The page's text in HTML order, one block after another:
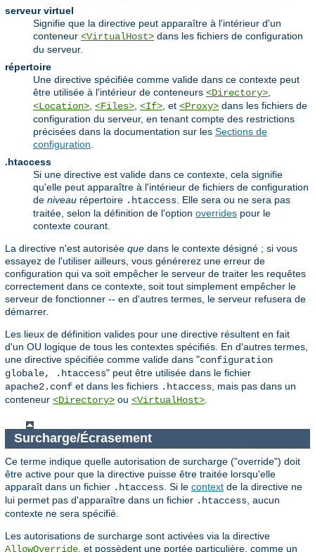
serveur virtuel
Signifie que la directive peut apparaître à l'intérieur d'un
conteneur <VirtualHost> dans les fichiers de configuration
du serveur.
répertoire
Une directive spécifiée comme valide dans ce contexte peut
être utilisée à l'intérieur de conteneurs <Directory>
<Location> <Files> <If> , et <Proxy> dans les fichiers de
configuration du serveur, en tenant compte des restrictions
précisées dans la documentation sur les Sections de
configuration
.htaccess
Si une directive est valide dans ce contexte, cela signifie
qu'elle peut apparaître à l'intérieur de fichiers de configuration
de niveau répertoire .htaccess . Elle sera ou ne sera pas
traitée, selon la définition de l'option overrides pour le
contexte courant.
La directive n'est autorisée que dans le contexte désigné ; si vous
essayez de l'utiliser ailleurs, vous générerez une erreur de
configuration qui va soit empêcher le serveur de traiter les requêtes
correctement dans ce contexte, soit tout simplement empêcher le
serveur de fonctionner -- en d'autres termes, le serveur refusera de
démarrer.
Les lieux de définition valides pour une directive résultent en fait
d'un OU logique de tous les contextes spécifiés. En d'autres termes,
une directive spécifiée comme valide dans "configuration
globale, .htaccess" peut être utilisée dans le fichier
apache2.conf et dans les fichiers .htaccess , mais pas dans un
conteneur <Directory> ou <VirtualHost>
Surcharge/Écrasement
Ce terme indique quelle autorisation de surcharge ("override") doit
être active pour que la directive puisse être traitée lorsqu'elle
apparaît dans un fichier .htaccess . Si le context de la directive ne
lui permet pas d'apparaître dans un fichier .htaccess , aucun
contexte ne sera spécifié.
Les autorisations de surcharge sont activées via la directive
AllowOverride , et possèdent une portée particulière, comme un